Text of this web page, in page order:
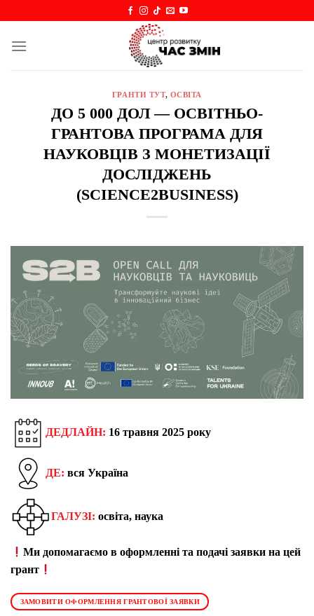
content
ГРАНТИ ТУТ, ОСВІТА
ДО 5 000 ДОЛ — ОСВІТНЬО-
ГРАНТОВА ПРОГРАМА ДЛЯ
НАУКОВЦІВ З МОНЕТИЗАЦІЇ
ДОСЛІДЖЕНЬ
(SCIENCE2BUSINESS)
ДЕДЛАЙН: 16 травня 2025 року
ДЕ: вся Україна
ГАЛУЗІ: освіта, наука
Ми допомагаємо в оформленні та подачі заявки на цей
грант
ЗАМОВИТИ ОФОРМЛЕННЯ ГРАНТОВОЇ ЗАЯВКИ